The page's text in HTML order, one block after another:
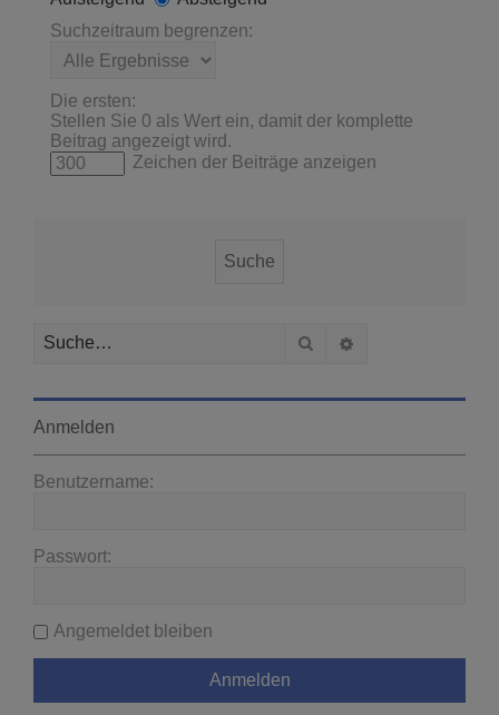
Suchzeitraum begrenzen:
Die ersten:
Stellen Sie 0 als Wert ein, damit der komplette
Beitrag angezeigt wird.
Zeichen der Beiträge anzeigen
Suche
Anmelden
Benutzername:
Passwort:
Angemeldet bleiben